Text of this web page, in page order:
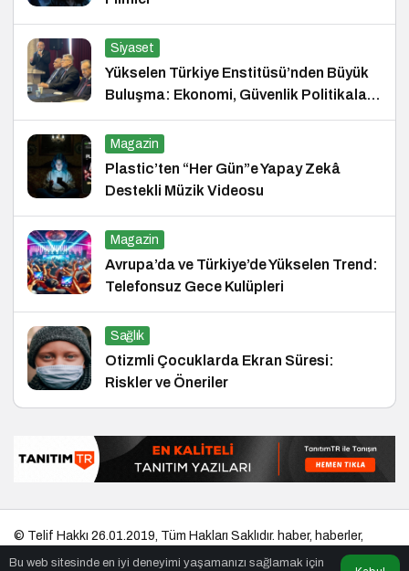
Siyaset
Yükselen Türkiye Enstitüsü’nden Büyük
Buluşma: Ekonomi, Güvenlik Politikaları
ve Hukuk Konferansı
Magazin
Plastic’ten “Her Gün”e Yapay Zekâ
Destekli Müzik Videosu
Magazin
Avrupa’da ve Türkiye’de Yükselen Trend:
Telefonsuz Gece Kulüpleri
Sağlık
Otizmli Çocuklarda Ekran Süresi:
Riskler ve Öneriler
Bu web sitesinde en iyi deneyimi yaşamanızı sağlamak için
© Telif Hakkı 26.01.2019, Tüm Hakları Saklıdır. haber, haberler,
eshaber,